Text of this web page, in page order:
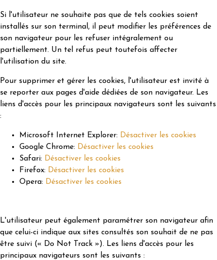
Si l'utilisateur ne souhaite pas que de tels cookies soient
installés sur son terminal, il peut modifier les préférences de
son navigateur pour les refuser intégralement ou
partiellement. Un tel refus peut toutefois affecter
l'utilisation du site.
Pour supprimer et gérer les cookies, l'utilisateur est invité à
se reporter aux pages d'aide dédiées de son navigateur. Les
liens d'accès pour les principaux navigateurs sont les suivants
:
Microsoft Internet Explorer: Désactiver les cookies
Google Chrome: Désactiver les cookies
Safari: Désactiver les cookies
Firefox: Désactiver les cookies
Opera: Désactiver les cookies
L'utilisateur peut également paramétrer son navigateur afin
que celui-ci indique aux sites consultés son souhait de ne pas
être suivi (« Do Not Track »). Les liens d'accès pour les
principaux navigateurs sont les suivants :